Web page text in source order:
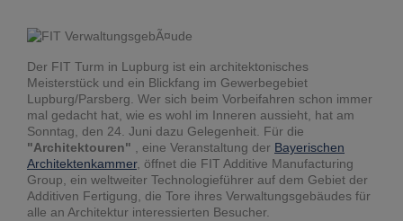
Der FIT Turm in Lupburg ist ein architektonisches
Meisterstück und ein Blickfang im Gewerbegebiet
Lupburg/Parsberg. Wer sich beim Vorbeifahren schon immer
mal gedacht hat, wie es wohl im Inneren aussieht, hat am
Sonntag, den 24. Juni dazu Gelegenheit. Für die
"Architektouren" , eine Veranstaltung der Bayerischen
Architektenkammer, öffnet die FIT Additive Manufacturing
Group, ein weltweiter Technologieführer auf dem Gebiet der
Additiven Fertigung, die Tore ihres Verwaltungsgebäudes für
alle an Architektur interessierten Besucher.